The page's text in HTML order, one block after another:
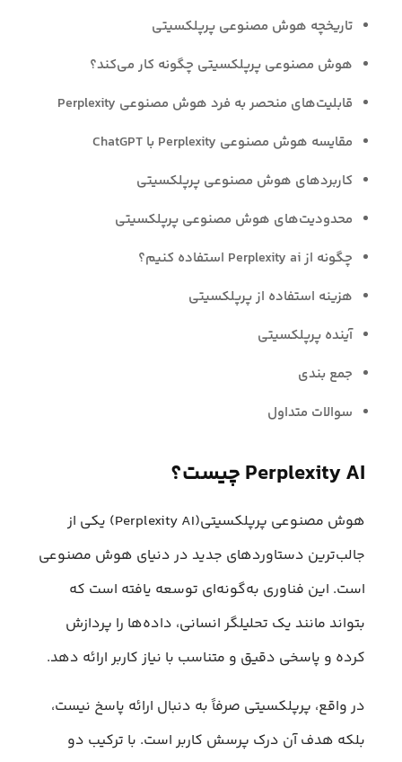
تاریخچه هوش مصنوعی پرپلکسیتی
هوش مصنوعی پرپلکسیتی چگونه کار می‌کند؟
قابلیت‌های منحصر به فرد هوش مصنوعی Perplexity
مقایسه هوش مصنوعی Perplexity با ChatGPT
کاربردهای هوش مصنوعی پرپلکسیتی
محدودیت‌های هوش مصنوعی پرپلکسیتی
چگونه از Perplexity ai استفاده کنیم؟
هزینه استفاده از پرپلکسیتی
آینده پرپلکسیتی
جمع بندی
سوالات متداول
Perplexity AI چیست؟
هوش مصنوعی پرپلکسیتی(Perplexity AI) یکی از
جالب‌ترین دستاوردهای جدید در دنیای هوش مصنوعی
است. این فناوری به‌گونه‌ای توسعه یافته است که
بتواند مانند یک تحلیلگر انسانی، داده‌ها را پردازش
کرده و پاسخی دقیق و متناسب با نیاز کاربر ارائه دهد.
در واقع، پرپلکسیتی صرفاً به دنبال ارائه پاسخ نیست،
بلکه هدف آن درک پرسش کاربر است. با ترکیب دو